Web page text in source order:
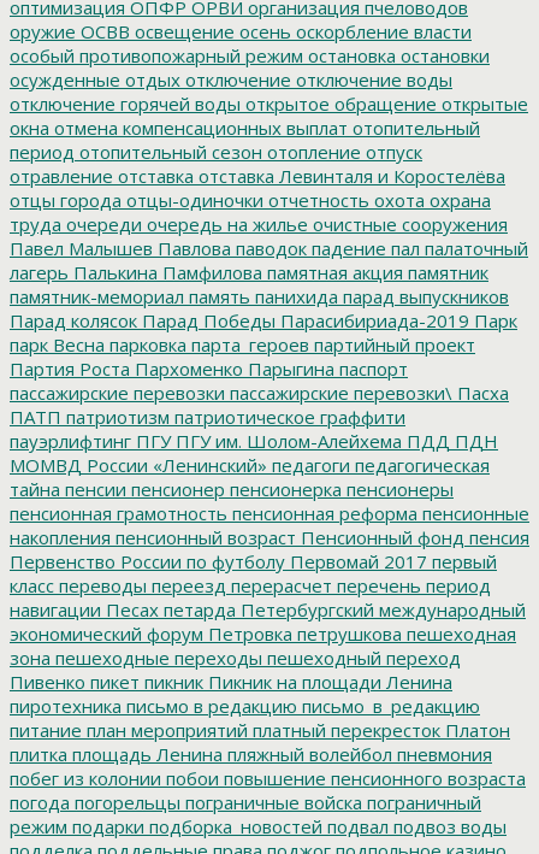
оптимизация ОПФР ОРВИ организация пчеловодов
оружие ОСВВ освещение осень оскорбление власти
особый противопожарный режим остановка остановки
осужденные отдых отключение отключение воды
отключение горячей воды открытое обращение открытые
окна отмена компенсационных выплат отопительный
период отопительный сезон отопление отпуск
отравление отставка отставка Левинталя и Коростелёва
отцы города отцы-одиночки отчетность охота охрана
труда очереди очередь на жилье очистные сооружения
Павел Малышев Павлова паводок падение пал палаточный
лагерь Палькина Памфилова памятная акция памятник
памятник-мемориал память панихида парад выпускников
Парад колясок Парад Победы Парасибириада-2019 Парк
парк Весна парковка парта_героев партийный проект
Партия Роста Пархоменко Парыгина паспорт
пассажирские перевозки пассажирские перевозки\ Пасха
ПАТП патриотизм патриотическое граффити
пауэрлифтинг ПГУПГУ им. Шолом-Алейхема ПДД ПДН
МОМВД России «Ленинский» педагоги педагогическая
тайна пенсии пенсионер пенсионерка пенсионеры
пенсионная грамотность пенсионная реформа пенсионные
накопления пенсионный возраст Пенсионный фонд пенсия
Первенство России по футболу Первомай 2017 первый
класс переводы переезд перерасчет перечень период
навигации Песах петарда Петербургский международный
экономический форум Петровка петрушкова пешеходная
зона пешеходные переходы пешеходный переход
Пивенко пикет пикник Пикник на площади Ленина
пиротехника письмо в редакцию письмо_в_редакцию
питание план мероприятий платный перекресток Платон
плитка площадь Ленина пляжный волейбол пневмония
побег из колонии побои повышение пенсионного возраста
погода погорельцы пограничные войска пограничный
режим подарки подборка_новостей подвал подвоз воды